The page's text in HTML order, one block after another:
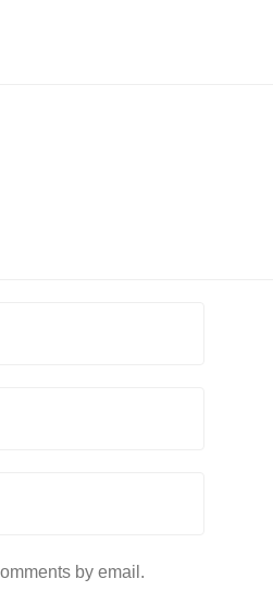
by email.